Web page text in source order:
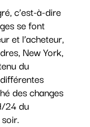
c’est-à-dire
se font
et l’acheteur,
New York,
du
des changes
24 du